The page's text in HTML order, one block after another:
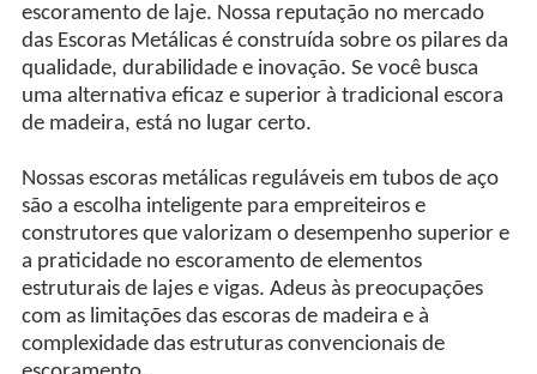
escoramento de laje. Nossa reputação no mercado
das Escoras Metálicas é construída sobre os pilares da
qualidade, durabilidade e inovação. Se você busca
uma alternativa eficaz e superior à tradicional escora
de madeira, está no lugar certo.
Nossas escoras metálicas reguláveis em tubos de aço
são a escolha inteligente para empreiteiros e
construtores que valorizam o desempenho superior e
a praticidade no escoramento de elementos
estruturais de lajes e vigas. Adeus às preocupações
com as limitações das escoras de madeira e à
complexidade das estruturas convencionais de